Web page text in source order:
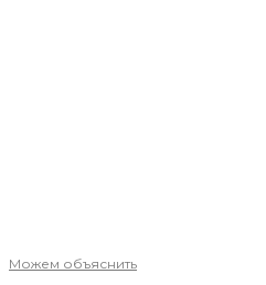
Можем объяснить